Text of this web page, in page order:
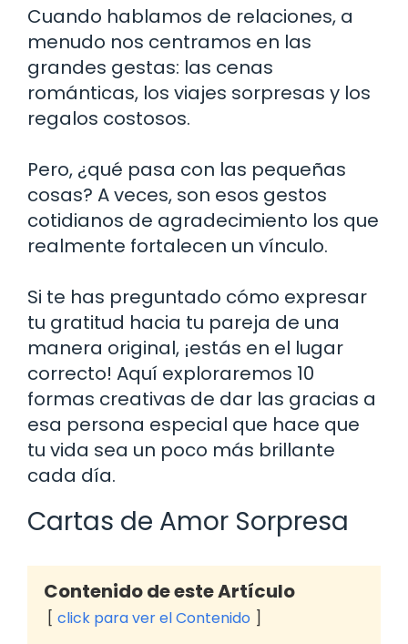
Cuando hablamos de relaciones, a
menudo nos centramos en las
grandes gestas: las cenas
románticas, los viajes sorpresas y los
regalos costosos.
Pero, ¿qué pasa con las pequeñas
cosas? A veces, son esos gestos
cotidianos de agradecimiento los que
realmente fortalecen un vínculo.
Si te has preguntado cómo expresar
tu gratitud hacia tu pareja de una
manera original, ¡estás en el lugar
correcto! Aquí exploraremos 10
formas creativas de dar las gracias a
esa persona especial que hace que
tu vida sea un poco más brillante
cada día.
Cartas de Amor Sorpresa
Contenido de este Artículo
click para ver el Contenido